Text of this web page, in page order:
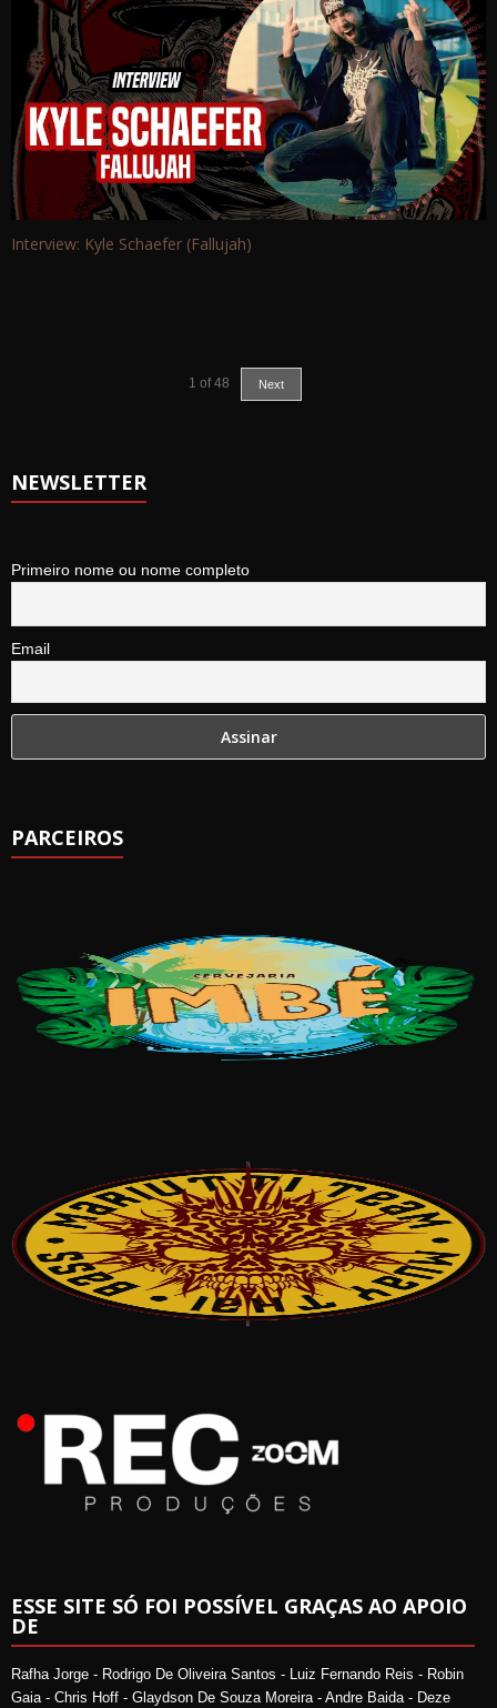
Interview: Kyle Schaefer (Fallujah)
1 of 48 Next
NEWSLETTER
Primeiro nome ou nome completo
Email
PARCEIROS
ESSE SITE SÓ FOI POSSÍVEL GRAÇAS AO APOIO
DE
Rafha Jorge - Rodrigo De Oliveira Santos - Luiz Fernando Reis - Robin
Gaia - Chris Hoff - Glaydson De Souza Moreira - Andre Baida - Deze